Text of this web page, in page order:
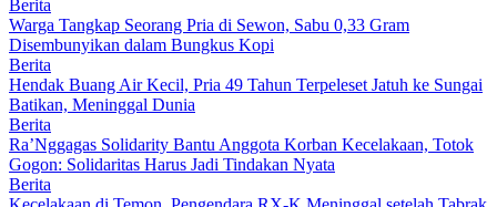
Berita
Warga Tangkap Seorang Pria di Sewon, Sabu 0,33 Gram
Disembunyikan dalam Bungkus Kopi
Berita
Hendak Buang Air Kecil, Pria 49 Tahun Terpeleset Jatuh ke Sungai
Batikan, Meninggal Dunia
Berita
Ra’Nggagas Solidarity Bantu Anggota Korban Kecelakaan, Totok
Gogon: Solidaritas Harus Jadi Tindakan Nyata
Berita